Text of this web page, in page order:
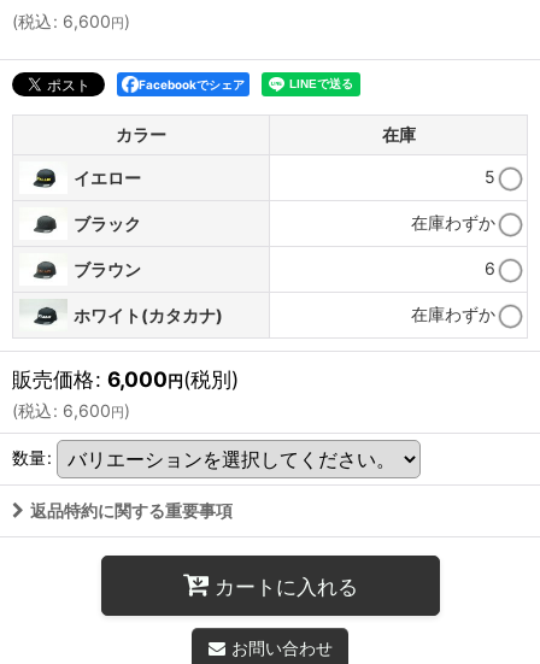
(税込: 6,600 円 )
Facebookでシェア
カラー 在庫
イエロー 5
ブラック 在庫わずか
ブラウン 6
ホワイト(カタカナ) 在庫わずか
販売価格: 6,000円(税別)
(税込: 6,600 円 )
数量:
返品特約に関する重要事項
カートに入れる
お問い合わせ